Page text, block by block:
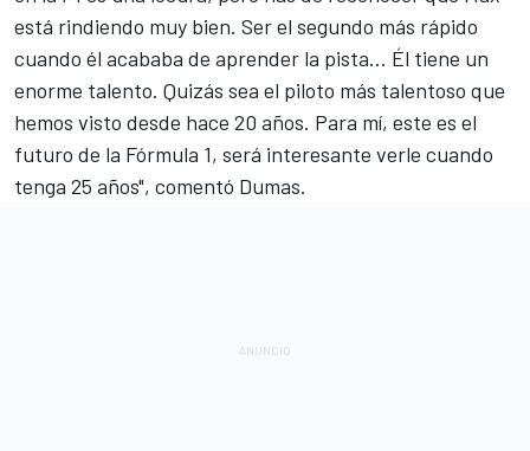
está rindiendo muy bien. Ser el segundo más rápido
cuando él acababa de aprender la pista... Él tiene un
enorme talento. Quizás sea el piloto más talentoso que
hemos visto desde hace 20 años. Para mí, este es el
futuro de la Fórmula 1, será interesante verle cuando
tenga 25 años", comentó Dumas.